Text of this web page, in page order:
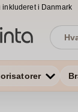
inkluderet i Danmark